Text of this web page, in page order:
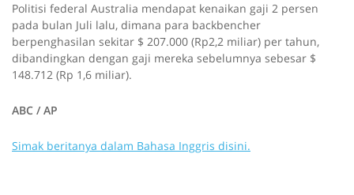
Politisi federal Australia mendapat kenaikan gaji 2 persen
pada bulan Juli lalu, dimana para backbencher
berpenghasilan sekitar $ 207.000 (Rp2,2 miliar) per tahun,
dibandingkan dengan gaji mereka sebelumnya sebesar $
148.712 (Rp 1,6 miliar).
ABC / AP
Simak beritanya dalam Bahasa Inggris disini.